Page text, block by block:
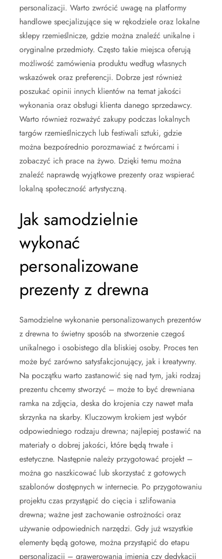
personalizacji. Warto zwrócić uwagę na platformy
handlowe specjalizujące się w rękodziele oraz lokalne
sklepy rzemieślnicze, gdzie można znaleźć unikalne i
oryginalne przedmioty. Często takie miejsca oferują
możliwość zamówienia produktu według własnych
wskazówek oraz preferencji. Dobrze jest również
poszukać opinii innych klientów na temat jakości
wykonania oraz obsługi klienta danego sprzedawcy.
Warto również rozważyć zakupy podczas lokalnych
targów rzemieślniczych lub festiwali sztuki, gdzie
można bezpośrednio porozmawiać z twórcami i
zobaczyć ich prace na żywo. Dzięki temu można
znaleźć naprawdę wyjątkowe prezenty oraz wspierać
lokalną społeczność artystyczną.
Jak samodzielnie
wykonać
personalizowane
prezenty z drewna
Samodzielne wykonanie personalizowanych prezentów
z drewna to świetny sposób na stworzenie czegoś
unikalnego i osobistego dla bliskiej osoby. Proces ten
może być zarówno satysfakcjonujący, jak i kreatywny.
Na początku warto zastanowić się nad tym, jaki rodzaj
prezentu chcemy stworzyć – może to być drewniana
ramka na zdjęcia, deska do krojenia czy nawet mała
skrzynka na skarby. Kluczowym krokiem jest wybór
odpowiedniego rodzaju drewna; najlepiej postawić na
materiały o dobrej jakości, które będą trwałe i
estetyczne. Następnie należy przygotować projekt –
można go naszkicować lub skorzystać z gotowych
szablonów dostępnych w internecie. Po przygotowaniu
projektu czas przystąpić do cięcia i szlifowania
drewna; ważne jest zachowanie ostrożności oraz
używanie odpowiednich narzędzi. Gdy już wszystkie
elementy będą gotowe, można przystąpić do etapu
personalizacji – grawerowania imienia czy dedykacji